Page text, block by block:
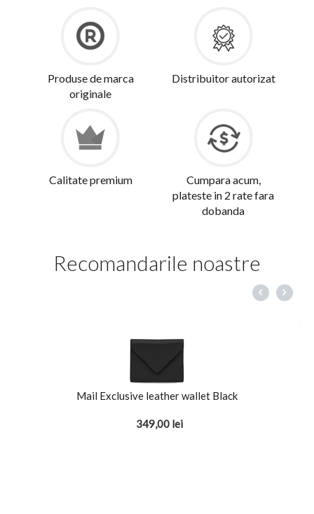
Produse de marca
originale
Distribuitor autorizat
Calitate premium
Cumpara acum,
plateste in 2 rate fara
dobanda
Recomandarile noastre
Mail Exclusive leather wallet Black
349,00 lei